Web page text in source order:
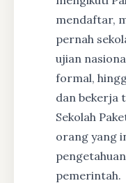
mendaftar,
pernah
ujian
formal,
dan bekerja
Sekolah
orang yang
pemerintah.